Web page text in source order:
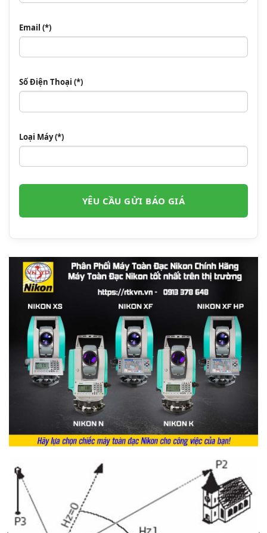
Email (*)
Số Điện Thoại (*)
Loại Máy (*)